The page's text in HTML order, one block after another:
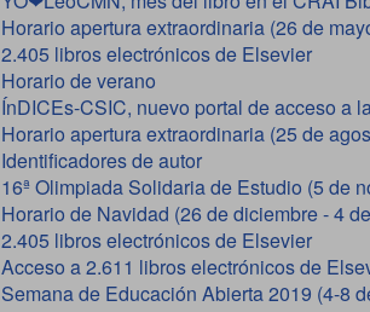
Horario apertura extraordinaria (26 de
2.405 libros electrónicos de Elsevier
Horario de verano
ÍnDICEs-CSIC, nuevo portal de acceso a
Horario apertura extraordinaria (25 de
Identificadores de autor
16ª Olimpiada Solidaria de Estudio (5 de
Horario de Navidad (26 de diciembre - 4
2.405 libros electrónicos de Elsevier
Acceso a 2.611 libros electrónicos de
Semana de Educación Abierta 2019 (4-8